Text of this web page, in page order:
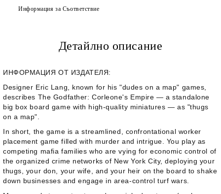
Информация за Съответствие
Детайлно описание
ИНФОРМАЦИЯ ОТ ИЗДАТЕЛЯ:
Designer Eric Lang, known for his "dudes on a map" games,
describes The Godfather: Corleone's Empire — a standalone
big box board game with high-quality miniatures — as "thugs
on a map".
In short, the game is a streamlined, confrontational worker
placement game filled with murder and intrigue. You play as
competing mafia families who are vying for economic control of
the organized crime networks of New York City, deploying your
thugs, your don, your wife, and your heir on the board to shake
down businesses and engage in area-control turf wars.